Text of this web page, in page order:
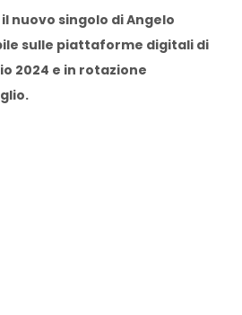
nuovo singolo di Angelo
sulle piattaforme digitali di
2024 e in rotazione